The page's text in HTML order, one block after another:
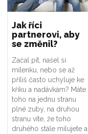
Jak říci
partnerovi, aby
se změnil?
Začal pít, našel si
milenku, nebo se až
příliš často uchyluje ke
křiku a nadávkám? Máte
toho na jednu stranu
plné zuby, na druhou
stranu víte, že toho
druhého stále milujete a